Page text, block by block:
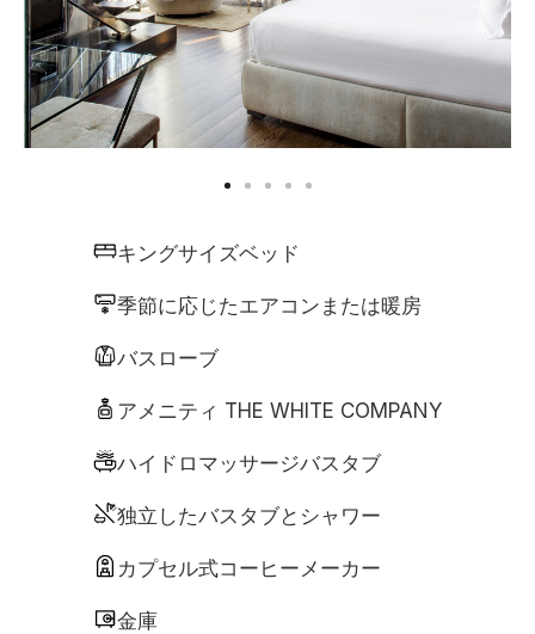
キングサイズベッド
季節に応じたエアコンまたは暖房
バスローブ
アメニティ THE WHITE COMPANY
ハイドロマッサージバスタブ
独立したバスタブとシャワー
カプセル式コーヒーメーカー
金庫